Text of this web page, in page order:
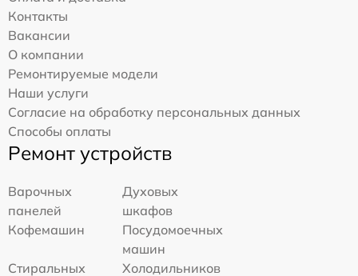
Контакты
Вакансии
О компании
Ремонтируемые модели
Наши услуги
Согласие на обработку персональных данных
Способы оплаты
Ремонт устройств
Варочных
панелей
Духовых
шкафов
Кофемашин
Посудомоечных
машин
Стиральных
Холодильников